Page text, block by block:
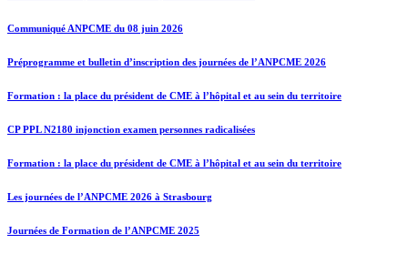
Communiqué ANPCME du 08 juin 2026
Préprogramme et bulletin d’inscription des journées de l’ANPCME 2026
Formation : la place du président de CME à l’hôpital et au sein du territoire
CP PPL N2180 injonction examen personnes radicalisées
Formation : la place du président de CME à l’hôpital et au sein du territoire
Les journées de l’ANPCME 2026 à Strasbourg
Journées de Formation de l’ANPCME 2025